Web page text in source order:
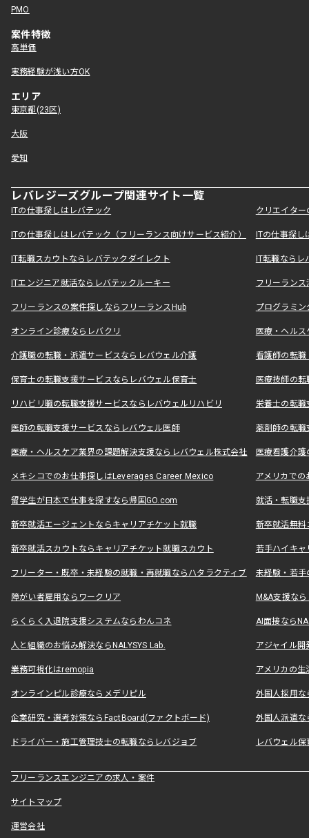
PMO
案件特徴
高単価
実務経験が浅い方OK
エリア
東京都(23区)
大阪
愛知
レバレジーズグループ関連サイト一覧
ITの仕事探しはレバテック クリエイタ
ITの仕事探しはレバテック（フリーランス向けサービス紹介） ITの仕事探
IT転職スカウトならレバテックダイレクト IT転職なら
ITエンジニア就活ならレバテックルーキー フリーラン
フリーランスの案件探しならフリーランスHub プログラミ
オンライン診療ならレバクリ 医療・ヘル
介護職の転職・派遣サービスならレバウェル介護 看護師の転
保育士の転職支援サービスならレバウェル保育士 医療技師の
リハビリ職の転職支援サービスならレバウェルリハビリ 栄養士の転
医師の転職支援サービスならレバウェル医師 薬剤師の転
医療・ヘルスケア業界の課題解決支援ならレバウェル株式会社 医療看護介
メキシコでのお仕事探しはLeverages Career Mexico アメリカで
留学生が日本で仕事を探すなら帰国GO.com 就活・転職
新卒就活エージェントならキャリアチケット就職 新卒就活無料
新卒就活スカウトならキャリアチケット就職スカウト 若手ハイキ
フリーター・既卒・未経験の就職・再就職ならハタラクティブ 未経験・若手
障がい者雇用ならワークリア M&A支援な
らくらく入退院支援システムならわんコネ AI面接なら
人と組織のお悩み解決ならNALYSYS Lab. アジャイル
業務可視化はremopia アメリカの
オンラインピル診療ならメデリピル 外国人採用
企業研究・選考対策ならFactBoard(ファクトボード) 外国人派遣な
ドライバー・施工管理技士の転職ならレバジョブ レバウェル
フリーランスエンジニアの求人・案件
サイトマップ
運営会社